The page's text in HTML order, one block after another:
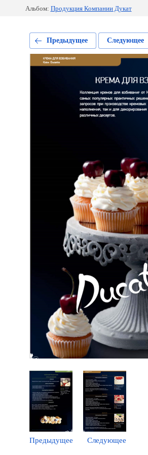
Альбом: Продукция Компании Дукат
Предыдущее Следующее
Предыдущее Следующее